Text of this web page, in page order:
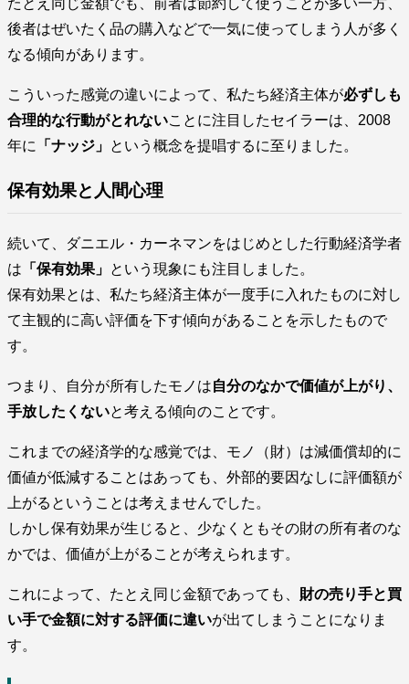
たとえ同じ金額でも、前者は節約して使うことが多い一方、
後者はぜいたく品の購入などで一気に使ってしまう人が多く
なる傾向があります。
こういった感覚の違いによって、私たち経済主体が必ずしも
合理的な行動がとれないことに注目したセイラーは、2008
年に
「ナッジ」 という概念を提唱するに至りました。
保有効果と人間心理
続いて、ダニエル・カーネマンをはじめとした行動経済学者
は 「保有効果」 という現象にも注目しました。
保有効果とは、私たち経済主体が一度手に入れたものに対し
て主観的に高い評価を下す傾向があることを示したもので
す。
つまり、自分が所有したモノは自分のなかで価値が上がり、
手放したくないと考える傾向のことです。
これまでの経済学的な感覚では、モノ（財）は減価償却的に
価値が低減することはあっても、外部的要因なしに評価額が
上がるということは考えませんでした。
しかし保有効果が生じると、少なくともその財の所有者のな
かでは、価値が上がることが考えられます。
これによって、たとえ同じ金額であっても、 財の売り手と買
い手で金額に対する評価に違いが出てしまうことになりま
す。